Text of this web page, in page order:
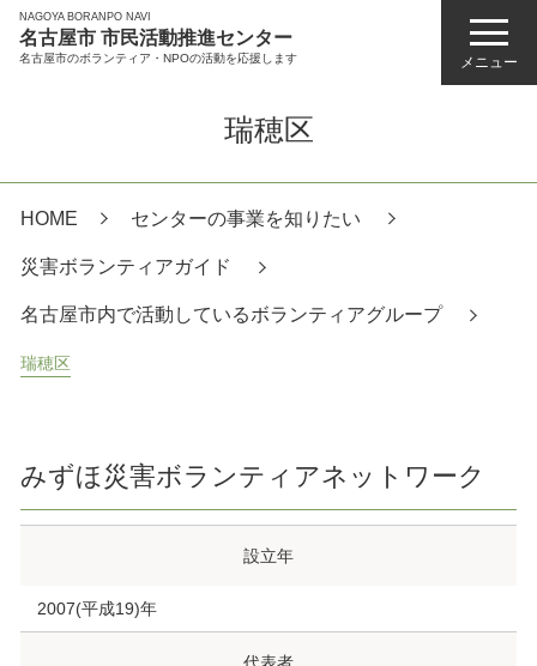
NAGOYA BORANPO NAVI
名古屋市 市民活動推進センター
名古屋市のボランティア・NPOの活動を応援します メニュー
瑞穂区
HOME センターの事業を知りたい
災害ボランティアガイド
名古屋市内で活動しているボランティアグループ
瑞穂区
みずほ災害ボランティアネットワーク
設立年
2007(平成19)年
代表者